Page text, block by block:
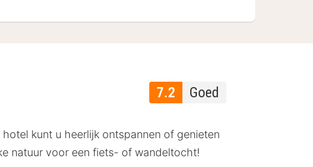
7.2 Goed
kunt u heerlijk ontspannen of genieten
natuur voor een fiets- of wandeltocht!